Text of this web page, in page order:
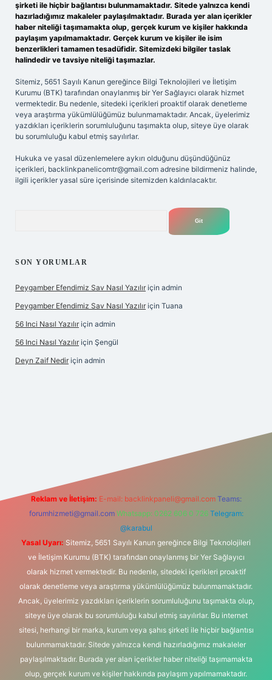
şirketi ile hiçbir bağlantısı bulunmamaktadır. Sitede yalnızca kendi
hazırladığımız makaleler paylaşılmaktadır. Burada yer alan içerikler
haber niteliği taşımamakta olup, gerçek kurum ve kişiler hakkında
paylaşım yapılmamaktadır. Gerçek kurum ve kişiler ile isim
benzerlikleri tamamen tesadüfidir. Sitemizdeki bilgiler taslak
halindedir ve tavsiye niteliği taşımazlar.
Sitemiz, 5651 Sayılı Kanun gereğince Bilgi Teknolojileri ve İletişim
Kurumu (BTK) tarafından onaylanmış bir Yer Sağlayıcı olarak hizmet
vermektedir. Bu nedenle, sitedeki içerikleri proaktif olarak denetleme
veya araştırma yükümlülüğümüz bulunmamaktadır. Ancak, üyelerimiz
yazdıkları içeriklerin sorumluluğunu taşımakta olup, siteye üye olarak
bu sorumluluğu kabul etmiş sayılırlar.
Hukuka ve yasal düzenlemelere aykırı olduğunu düşündüğünüz
içerikleri, backlinkpanelicomtr@gmail.com adresine bildirmeniz halinde,
ilgili içerikler yasal süre içerisinde sitemizden kaldırılacaktır.
SON YORUMLAR
Peygamber Efendimiz Sav Nasıl Yazılır için admin
Peygamber Efendimiz Sav Nasıl Yazılır için Tuana
56 Inci Nasıl Yazılır için admin
56 Inci Nasıl Yazılır için Şengül
Deyn Zaif Nedir için admin
Reklam ve İletişim: E-mail: backlinkpaneli@gmail.com Teams:
forumhizmeti@gmail.com Whatsapp: 0262 606 0 726 Telegram:
@karabul
Yasal Uyarı: Sitemiz, 5651 Sayılı Kanun gereğince Bilgi Teknolojileri
ve İletişim Kurumu (BTK) tarafından onaylanmış bir Yer Sağlayıcı
olarak hizmet vermektedir. Bu nedenle, sitedeki içerikleri proaktif
olarak denetleme veya araştırma yükümlülüğümüz bulunmamaktadır.
Ancak, üyelerimiz yazdıkları içeriklerin sorumluluğunu taşımakta olup,
siteye üye olarak bu sorumluluğu kabul etmiş sayılırlar. Bu internet
sitesi, herhangi bir marka, kurum veya şahıs şirketi ile hiçbir bağlantısı
bulunmamaktadır. Sitede yalnızca kendi hazırladığımız makaleler
paylaşılmaktadır. Burada yer alan içerikler haber niteliği taşımamakta
olup, gerçek kurum ve kişiler hakkında paylaşım yapılmamaktadır.